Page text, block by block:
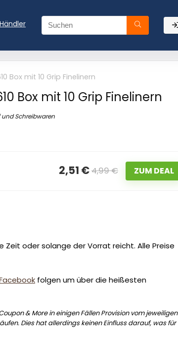
Händler
Box mit 10 Grip Finelinern
Box mit 10 Grip Finelinern
und Schreibwaren
2,51 €4,99 € ZUM DEAL
oder solange der Vorrat reicht. Alle Preise
folgen um über die heißesten
& More in einigen Fällen Provision vom jeweiligen
Dies hat allerdings keinen Einfluss darauf, was für